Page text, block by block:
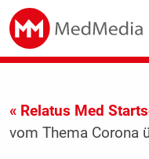
« Relatus Med
vom Thema Corona